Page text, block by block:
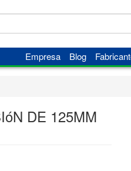
Empresa Blog
DE 125MM